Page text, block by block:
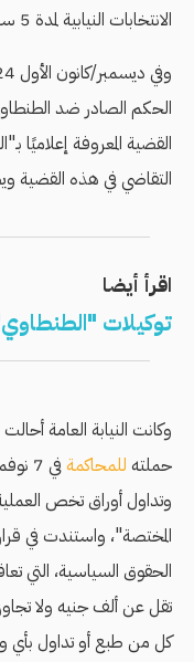
الانتخابات النيابية لمدة 5 سنوات تالية على صدوره.
وفي ديسمبر/كانون الأول 2024،
الحكم الصادر ضد
القضية المعروفة إعلاميًا
التقاضي في هذه القضية
اقرأ أيضا
توكيلات
وكانت النيابة العامة
حملته للمحاكمة
وتداول أوراق تخص
المختصة"، واستندت في قرار
الحقوق السياسية، التي
كل من طبع أو تداول بأي